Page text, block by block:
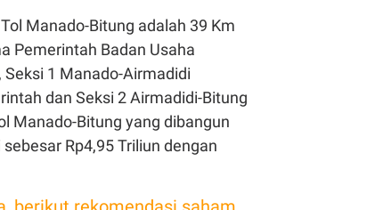
Manado-Bitung adalah 39 Km
Pemerintah Badan Usaha
Seksi 1 Manado-Airmadidi
dan Seksi 2 Airmadidi-Bitung
Manado-Bitung yang dibangun
Rp4,95 Triliun dengan